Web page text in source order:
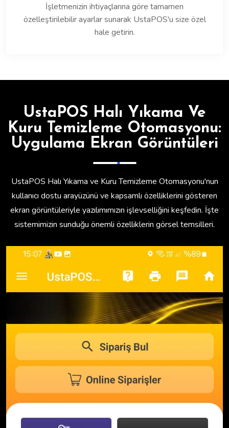
İşletmenizin ihtiyaçlarına göre tamamen
özelleştirilebilir ayarlar sunarak UstaPOS'u size özel
hale getirin.
UstaPOS Halı Yıkama Ve
Kuru Temizleme Otomasyonu:
Uygulama Ekran Görüntüleri
UstaPOS Halı Yıkama ve Kuru Temizleme Otomasyonu'nun
kullanıcı dostu arayüzünü ve kapsamlı özelliklerini gösteren
ekran görüntüleriyle yazılımımızın işlevselliğini keşfedin. İşte
sistemimizin sunduğu önemli özelliklerin görsel temsilleri.